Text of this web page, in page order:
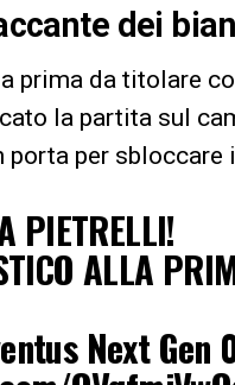
dei
prima da titolare
la partita sul
per sbloccare
PIETRELLI!
ALLA
Next Gen